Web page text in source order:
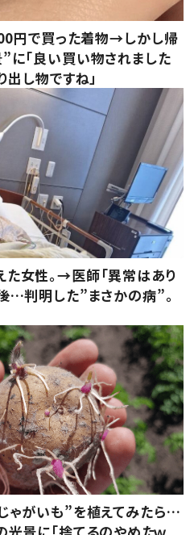
円で買った着物→しかし帰
「良い買い物されました
出し物ですね」
女性。→医師「異常はあり
…判明した”まさかの病”。
ゃがいも”を植えてみたら…